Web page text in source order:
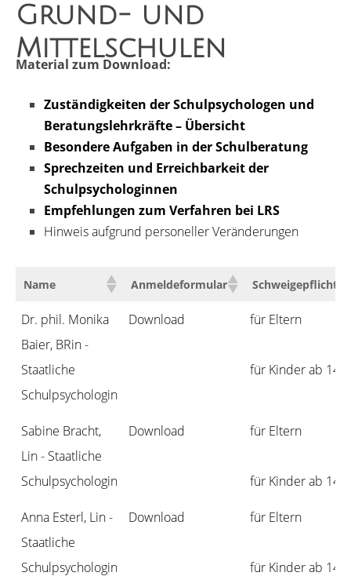
Grund- und
Mittelschulen
Material zum Download:
Zuständigkeiten der Schulpsychologen und
Beratungslehrkräfte – Übersicht
Besondere Aufgaben in der Schulberatung
Sprechzeiten und Erreichbarkeit der
Schulpsychologinnen
Empfehlungen zum Verfahren bei LRS
Hinweis aufgrund personeller Veränderungen
Name Anmeldeformular
Dr. phil. Monika
Baier, BRin -
Staatliche
Schulpsychologin
Download für Eltern
für Kinder ab 14
Sabine Bracht,
Lin - Staatliche
Schulpsychologin
Download für Eltern
für Kinder ab 14
Anna Esterl, Lin -
Staatliche
Schulpsychologin
Download für Eltern
für Kinder ab 14